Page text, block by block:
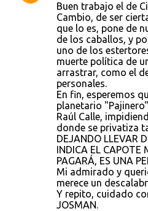
Buen trabajo el de
Cambio, de ser
que lo es, pone de
de los caballos, y
uno de los
muerte política de
arrastrar, como el
personales.
En fin, esperemos
planetario
Raúl Calle,
donde se privatiza
DEJANDO LLEVAR
INDICA EL CAPOTE
PAGARÁ, ES UNA
Mi admirado y
merece un
Y repito, cuidado
JOSMAN.